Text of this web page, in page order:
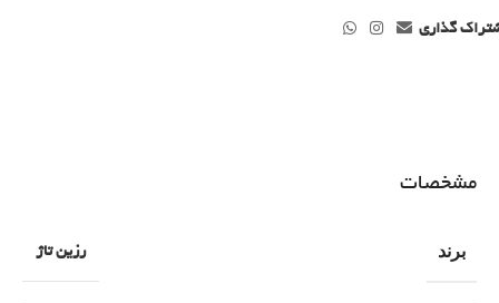
گذاری
مشخصات
برند رزین تاژ